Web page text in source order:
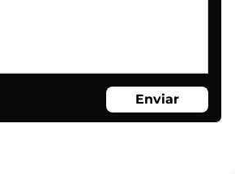
Enviar